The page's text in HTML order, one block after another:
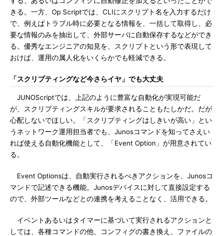
きる。一方、Op Scriptでは、CLIにスクリプト名を入力するだけ
で、例えばトラブル時に必要となる情報を、一括して取得し、必
要な情報のみを抽出して、外部サーバに自動保存するなどができ
る。優秀なエンジニアの知見を、スクリプトという形で表現して
おけば、運用の属人化をいくらかでも軽減できる。
「スクリプティングなど今さらイヤ」でも大丈夫
JUNOScriptでは、上記のように豊富な自動化が実現可能だ
が、スクリプティングスキルが要求されることもたしかだ。だが
心配しないでほしい。「スクリプティングはしきいが高い」とい
うネットワーク運用担当者でも、Junosコマンドを知ってさえい
れば使える自動化機能として、「Event Option」が用意されてい
る。
Event Optionsは、自動実行されるべきアクションを、Junosコ
マンドで記述できる機能。Junosデバイスに対して直接設定する
ので、外部ツールなどとの連携を考えることなく、活用できる。
イベントあるいはタイマーに基づいて実行されるアクションと
しては、各種コマンドの他、コンフィグの書き換え、ファイルの